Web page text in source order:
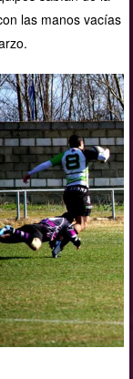
las manos vacías